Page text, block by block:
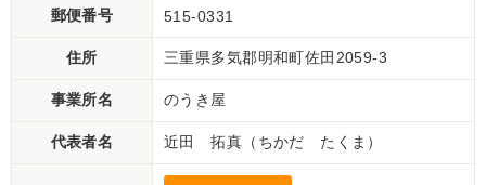
郵便番号 515-0331
住所 三重県多気郡明和町佐田2059-3
事業所名 のうき屋
代表者名 近田 拓真（ちかだ たくま）